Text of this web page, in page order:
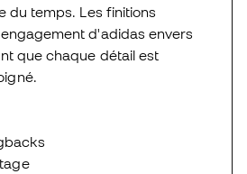
du temps. Les finitions
d'adidas envers
que chaque détail est